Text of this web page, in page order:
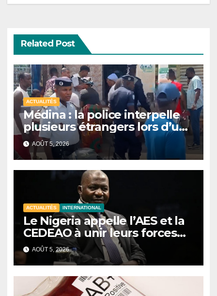
Related Post
ACTUALITÉS
Médina : la police interpelle
plusieurs étrangers lors d’une
opération de sécurisation
AOÛT 5, 2026
ACTUALITÉS INTERNATIONAL
Le Nigeria appelle l’AES et la
CEDEAO à unir leurs forces
contre le terrorisme
AOÛT 5, 2026